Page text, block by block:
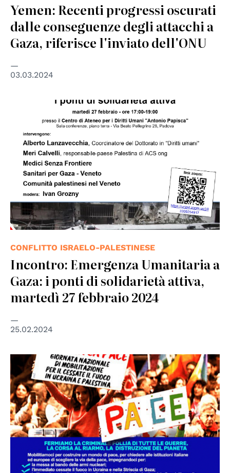
Yemen: Recenti progressi oscurati
dalle conseguenze degli attacchi a
Gaza, riferisce l'inviato dell'ONU
03.03.2024
CONFLITTO ISRAELO-PALESTINESE
Incontro: Emergenza Umanitaria a
Gaza: i ponti di solidarietà attiva,
martedì 27 febbraio 2024
25.02.2024